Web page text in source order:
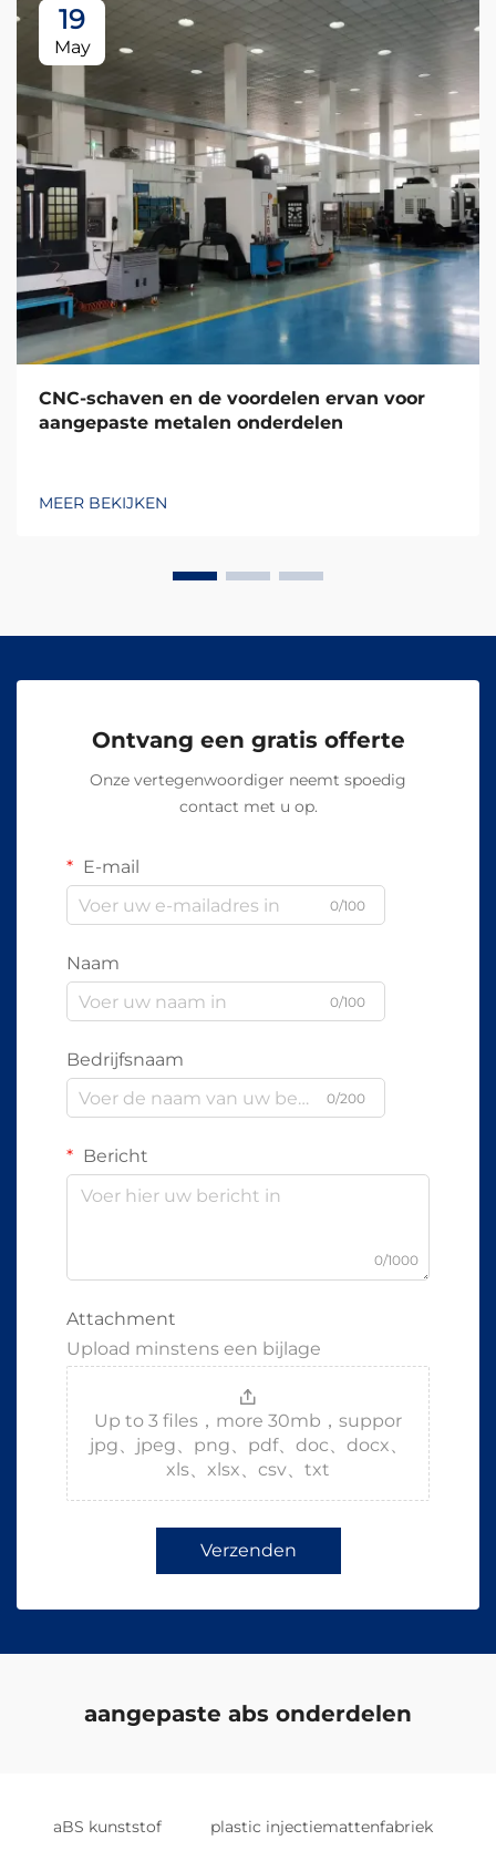
19
May
CNC-schaven en de voordelen ervan voor
aangepaste metalen onderdelen
MEER BEKIJKEN
Ontvang een gratis offerte
Onze vertegenwoordiger neemt spoedig
contact met u op.
E-mail
0/100
Naam
0/100
Bedrijfsnaam
0/200
Bericht
0/1000
Attachment
Upload minstens een bijlage
Up to 3 files，more 30mb，suppor
jpg、jpeg、png、pdf、doc、docx、
xls、xlsx、csv、txt
Verzenden
aangepaste abs onderdelen
aBS kunststof plastic injectiemattenfabriek